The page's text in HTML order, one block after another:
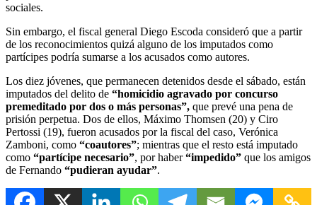
sociales.
Sin embargo, el fiscal general Diego Escoda consideró que a partir
de los reconocimientos quizá alguno de los imputados como
partícipes podría sumarse a los acusados como autores.
Los diez jóvenes, que permanecen detenidos desde el sábado, están
imputados del delito de “homicidio agravado por concurso
premeditado por dos o más personas”, que prevé una pena de
prisión perpetua. Dos de ellos, Máximo Thomsen (20) y Ciro
Pertossi (19), fueron acusados por la fiscal del caso, Verónica
Zamboni, como “coautores”; mientras que el resto está imputado
como “partícipe necesario”, por haber“impedido” que los amigos
de Fernando “pudieran ayudar”.